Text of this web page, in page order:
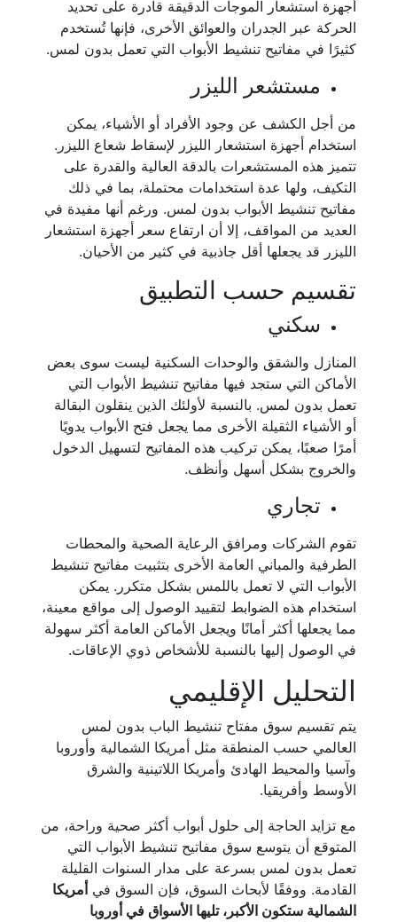
أجهزة استشعار الموجات الدقيقة قادرة على تحديد
الحركة عبر الجدران والعوائق الأخرى، فإنها تُستخدم
كثيرًا في مفاتيح تنشيط الأبواب التي تعمل بدون لمس.
مستشعر الليزر
من أجل الكشف عن وجود الأفراد أو الأشياء، يمكن
استخدام أجهزة استشعار الليزر لإسقاط شعاع الليزر.
تتميز هذه المستشعرات بالدقة العالية والقدرة على
التكيف، ولها عدة استخدامات محتملة، بما في ذلك
مفاتيح تنشيط الأبواب بدون لمس. ورغم أنها مفيدة في
العديد من المواقف، إلا أن ارتفاع سعر أجهزة استشعار
الليزر قد يجعلها أقل جاذبية في كثير من الأحيان.
تقسيم حسب التطبيق
سكني
المنازل والشقق والوحدات السكنية ليست سوى بعض
الأماكن التي ستجد فيها مفاتيح تنشيط الأبواب التي
تعمل بدون لمس. بالنسبة لأولئك الذين ينقلون البقالة
أو الأشياء الثقيلة الأخرى مما يجعل فتح الأبواب يدويًا
أمرًا صعبًا، يمكن تركيب هذه المفاتيح لتسهيل الدخول
والخروج بشكل أسهل وأنظف.
تجاري
تقوم الشركات ومرافق الرعاية الصحية والمحطات
الطرفية والمباني العامة الأخرى بتثبيت مفاتيح تنشيط
الأبواب التي لا تعمل باللمس بشكل متكرر. يمكن
استخدام هذه الضوابط لتقييد الوصول إلى مواقع معينة،
مما يجعلها أكثر أمانًا ويجعل الأماكن العامة أكثر سهولة
في الوصول إليها بالنسبة للأشخاص ذوي الإعاقات.
التحليل الإقليمي
يتم تقسيم سوق مفتاح تنشيط الباب بدون لمس
العالمي حسب المنطقة مثل أمريكا الشمالية وأوروبا
وآسيا والمحيط الهادئ وأمريكا اللاتينية والشرق
الأوسط وأفريقيا.
مع تزايد الحاجة إلى حلول أبواب أكثر صحية وراحة، من
المتوقع أن يتوسع سوق مفاتيح تنشيط الأبواب التي
تعمل بدون لمس بسرعة على مدار السنوات القليلة
القادمة. ووفقًا لأبحاث السوق، فإن السوق في أمريكا
الشمالية ستكون الأكبر، تليها الأسواق في أوروبا